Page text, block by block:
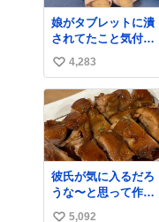
娘がタブレットに潰
されてたこと気付か
なかった。 旦那だけ
は娘の波長を感じ取
れるから声出せずと
もSOSが伝わったら
しい。 急いで旦那が
救出して、泣きじゃ
くる娘に自分も謝っ
て抱きしめようとし
たら、ビンタされて
しまった。3回ほど。
小さい手だけど、地
い
い
ね
数
4,283
彼氏が気に入るだろ
うな〜と思って作っ
たら想像の何倍も美
5,092